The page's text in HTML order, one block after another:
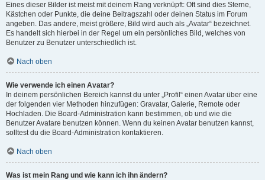
Eines dieser Bilder ist meist mit deinem Rang verknüpft: Oft sind dies Sterne,
Kästchen oder Punkte, die deine Beitragszahl oder deinen Status im Forum
angeben. Das andere, meist größere, Bild wird auch als „Avatar“ bezeichnet.
Es handelt sich hierbei in der Regel um ein persönliches Bild, welches von
Benutzer zu Benutzer unterschiedlich ist.
Nach oben
Wie verwende ich einen Avatar?
In deinem persönlichen Bereich kannst du unter „Profil“ einen Avatar über eine
der folgenden vier Methoden hinzufügen: Gravatar, Galerie, Remote oder
Hochladen. Die Board-Administration kann bestimmen, ob und wie die
Benutzer Avatare benutzen können. Wenn du keinen Avatar benutzen kannst,
solltest du die Board-Administration kontaktieren.
Nach oben
Was ist mein Rang und wie kann ich ihn ändern?